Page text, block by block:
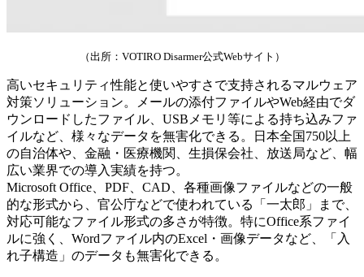
（出所：VOTIRO Disarmer公式Webサイト）
高いセキュリティ性能と使いやすさで支持されるマルウェア
対策ソリューション。メールの添付ファイルやWeb経由でダ
ウンロードしたファイル、USBメモリ等による持ち込みファ
イルなど、様々なデータを無害化できる。日本全国750以上
の自治体や、金融・医療機関、生損保会社、放送局など、幅
広い業界での導入実績を持つ。
Microsoft Office、PDF、CAD、各種画像ファイルなどの一般
的な形式から、官公庁などで使われている「一太郎」まで、
対応可能なファイル形式の多さが特徴。特にOffice系ファイ
ルに強く、Wordファイル内のExcel・画像データなど、「入
れ子構造」のデータも無害化できる。